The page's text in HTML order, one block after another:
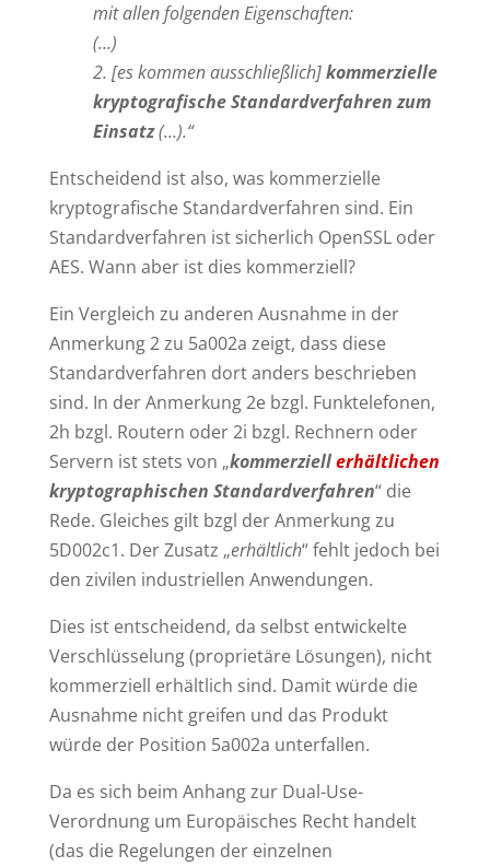
mit allen folgenden Eigenschaften:
(…)
2. [es kommen ausschließlich]kommerzielle
kryptografische Standardverfahren zum
Einsatz(…).“
Entscheidend ist also, was kommerzielle
kryptografische Standardverfahren sind. Ein
Standardverfahren ist sicherlich OpenSSL oder
AES. Wann aber ist dies kommerziell?
Ein Vergleich zu anderen Ausnahme in der
Anmerkung 2 zu 5a002a zeigt, dass diese
Standardverfahren dort anders beschrieben
sind. In der Anmerkung 2e bzgl. Funktelefonen,
2h bzgl. Routern oder 2i bzgl. Rechnern oder
Servern ist stets von „kommerziellerhältlichen
kryptographischen Standardverfahren“ die
Rede. Gleiches gilt bzgl der Anmerkung zu
5D002c1. Der Zusatz „erhältlich“ fehlt jedoch bei
den zivilen industriellen Anwendungen.
Dies ist entscheidend, da selbst entwickelte
Verschlüsselung (proprietäre Lösungen), nicht
kommerziell erhältlich sind. Damit würde die
Ausnahme nicht greifen und das Produkt
würde der Position 5a002a unterfallen.
Da es sich beim Anhang zur Dual-Use-
Verordnung um Europäisches Recht handelt
(das die Regelungen der einzelnen